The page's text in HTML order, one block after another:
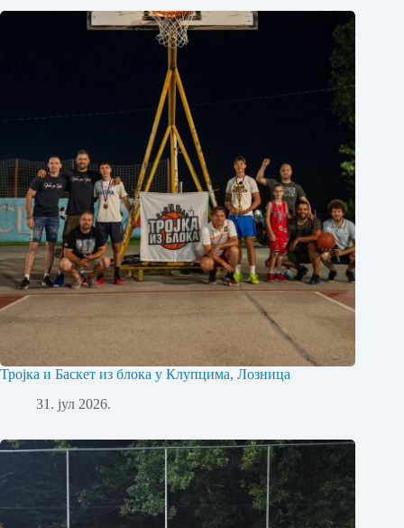
Тројка и Баскет из блока у Клупцима, Лозница
31. јул 2026.